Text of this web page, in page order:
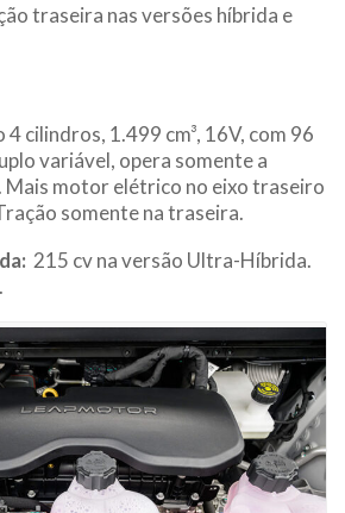
traseira nas versões híbrida e
cilindros, 1.499 cm³, 16V, com 96
variável, opera somente a
Mais motor elétrico no eixo traseiro
somente na traseira.
215 cv na versão Ultra-Híbrida.